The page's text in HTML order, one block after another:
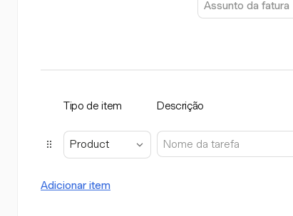
Tipo de item Descrição
Product
Adicionar item